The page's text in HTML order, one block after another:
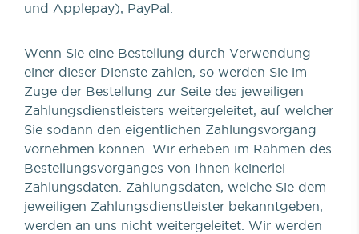
und Applepay), PayPal.
Wenn Sie eine Bestellung durch Verwendung
einer dieser Dienste zahlen, so werden Sie im
Zuge der Bestellung zur Seite des jeweiligen
Zahlungsdienstleisters weitergeleitet, auf welcher
Sie sodann den eigentlichen Zahlungsvorgang
vornehmen können. Wir erheben im Rahmen des
Bestellungsvorganges von Ihnen keinerlei
Zahlungsdaten. Zahlungsdaten, welche Sie dem
jeweiligen Zahlungsdienstleister bekanntgeben,
werden an uns nicht weitergeleitet. Wir werden